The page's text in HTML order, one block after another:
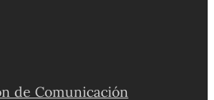
de Comunicación